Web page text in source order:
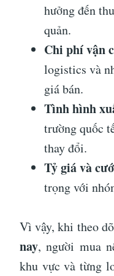
hưởng đến
quản.
Chi phí vận
logistics và
giá bán.
Tình hình
trường quốc
thay đổi.
Tỷ giá và
trọng với
Vì vậy, khi theo
nay, người mua
khu vực và từng